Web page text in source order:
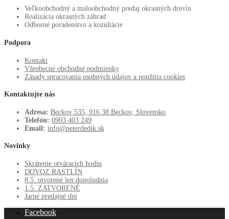
Veľkoobchodný a maloobchodný predaj okrasných drevín
Realizácia okrasných záhrad
Odborné poradenstvo a kozultácie
Podpora
Kontakt
Všeobecné obchodné podmienky
Zásady spracovania osobných údajov a použitia cookies
Kontaktujte nás
Adresa: Beckov 535, 916 38 Beckov, Slovensko
Telefón: 0903 403 249
Email: info@peterdedik.sk
Novinky
Skrátenie otváracích hodín
DOVOZ RASTLÍN
8.5. otvorené len dopoludnia
1.5. ZATVORENÉ
Jarné predajné dni
Facebook